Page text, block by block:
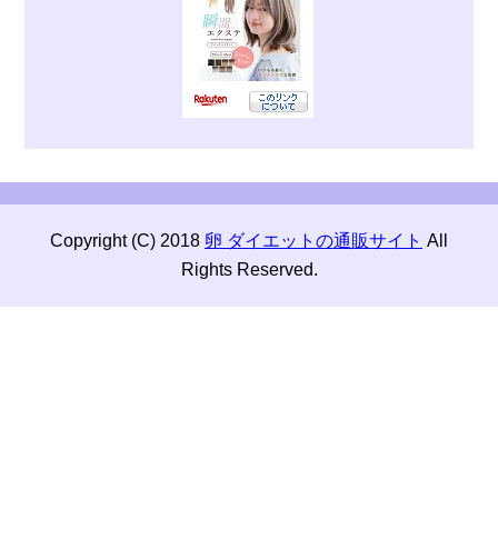
Copyright (C) 2018 卵 ダイエットの通販サイト All
Rights Reserved.